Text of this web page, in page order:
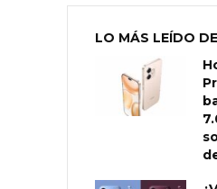
LO MÁS LEÍDO